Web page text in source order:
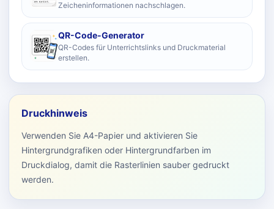
Zeicheninformationen nachschlagen.
QR-Code-Generator
QR-Codes für Unterrichtslinks und Druckmaterial
erstellen.
Druckhinweis
Verwenden Sie A4-Papier und aktivieren Sie
Hintergrundgrafiken oder Hintergrundfarben im
Druckdialog, damit die Rasterlinien sauber gedruckt
werden.